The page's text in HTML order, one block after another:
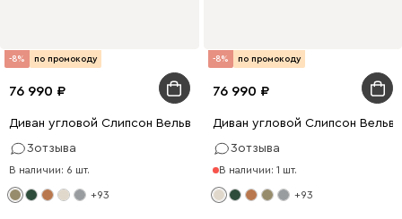
-8% по промокоду
76 990
Диван угловой Слипсон Вельвет Оливковый
3отзыва
В наличии: 6 шт.
+93
-8% по промокоду
76 990
Диван угловой Слипсон
3отзыва
В наличии: 1 шт.
+93